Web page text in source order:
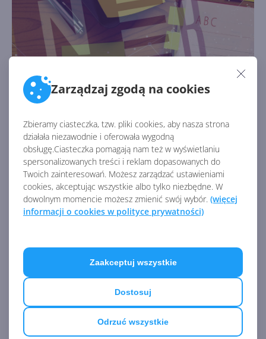
Zarządzaj zgodą na cookies
Zbieramy ciasteczka, tzw. pliki cookies, aby nasza strona
działała niezawodnie i oferowała wygodną
obsługę.Ciasteczka pomagają nam też w wyświetlaniu
spersonalizowanych treści i reklam dopasowanych do
Twoich zainteresowań. Możesz zarządzać ustawieniami
cookies, akceptując wszystkie albo tylko niezbędne. W
dowolnym momencie możesz zmienić swój wybór. (więcej
informacji o cookies w polityce prywatności)
Odrzuć wszystkie
Dostosuj
Zaakceptuj wszystkie
Sticky Notes odnalezione w OneNote dla
Windows 10
Autor:Wojciech Błachno
Kolorowe karteczki w kolejnym miejscu.
Łatwiejszy wybór koloru dotykiem w